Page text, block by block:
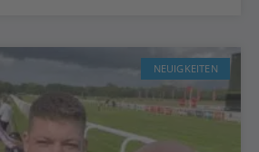
NEUIGKEITEN